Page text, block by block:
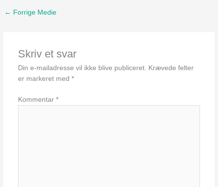
← Forrige Medie
Skriv et svar
Din e-mailadresse vil ikke blive publiceret. Krævede felter
er markeret med *
Kommentar *